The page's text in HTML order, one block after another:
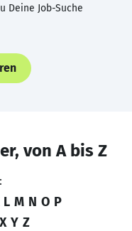
Deine Job-Suche
von A bis Z
L M N O P
X Y Z